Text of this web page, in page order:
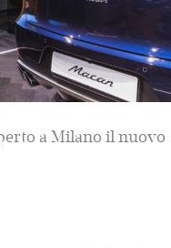
a Milano il nuovo